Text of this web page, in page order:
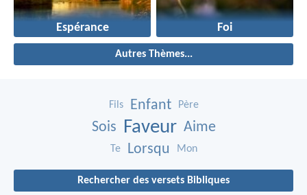
Espérance Foi
Autres Thèmes...
Fils Enfant Père
Sois Faveur Aime
Te Lorsqu Mon
Rechercher des versets Bibliques